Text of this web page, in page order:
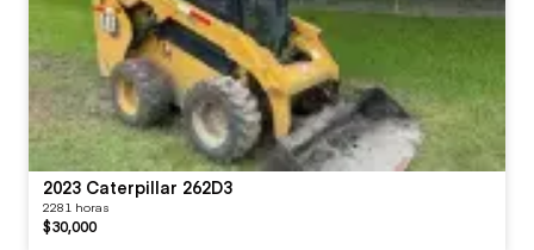
2023 Caterpillar 262D3
2281 horas
$30,000